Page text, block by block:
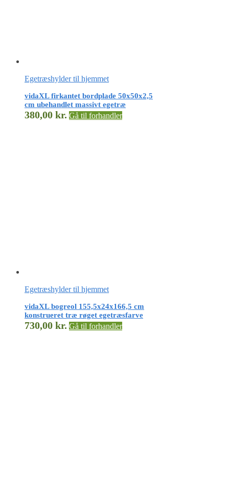
Egetræshylder til hjemmet
vidaXL firkantet bordplade 50x50x2,5
cm ubehandlet massivt egetræ
380,00 kr. Gå til forhandler
Egetræshylder til hjemmet
vidaXL bogreol 155,5x24x166,5 cm
konstrueret træ røget egetræsfarve
730,00 kr. Gå til forhandler